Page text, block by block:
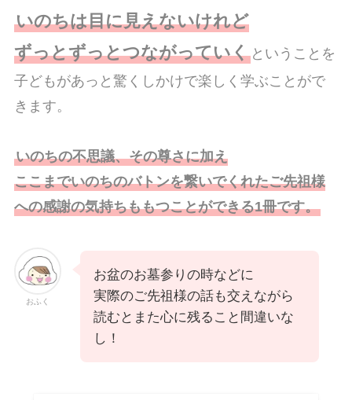
いのちは目に見えないけれど
ずっとずっとつながっていくということを
子どもがあっと驚くしかけで楽しく学ぶことがで
きます。
いのちの不思議、その尊さに加え
ここまでいのちのバトンを繋いでくれたご先祖様
への感謝の気持ちももつことができる1冊です。
おふく
お盆のお墓参りの時などに
実際のご先祖様の話も交えながら
読むとまた心に残ること間違いな
し！